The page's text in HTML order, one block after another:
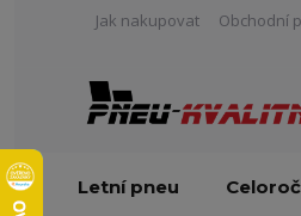
Jak nakupovat Obchodní
Letní pneu